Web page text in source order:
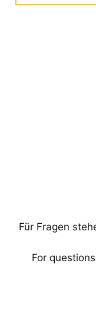
Für Fragen
For